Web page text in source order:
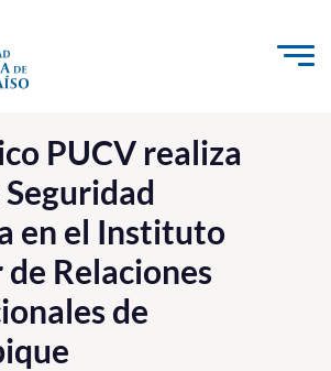
al contenido
e Innovación
Medio
PUCV realiza
en el Instituto
Relaciones
de